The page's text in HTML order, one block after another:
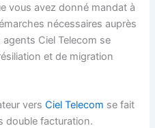
vous avez donné mandat à
nécessaires auprès
Ciel Telecom se
et de migration
versCiel Telecom se fait
double facturation.